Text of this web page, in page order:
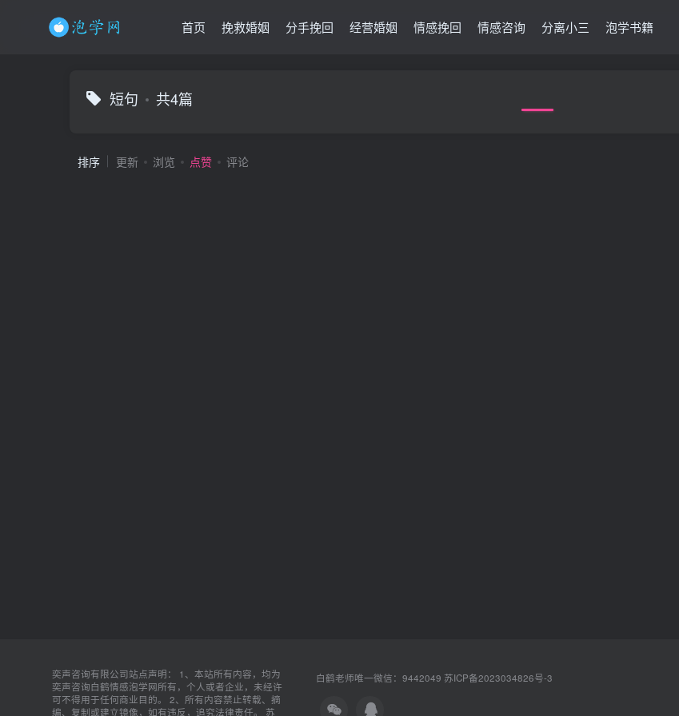
首页 挽救婚姻 分手挽回 经营婚姻 情感挽回 情感咨询 分离小三 泡学书籍
短句 共4篇
排序 更新 浏览 点赞 评论
奕声咨询有限公司站点声明： 1、本站所有内容，均为
奕声咨询白鹤情感泡学网所有，个人或者企业，未经许
可不得用于任何商业目的。 2、所有内容禁止转载、摘
编、复制或建立镜像，如有违反，追究法律责任。 苏
白鹤老师唯一微信：9442049 苏ICP备2023034826号-3